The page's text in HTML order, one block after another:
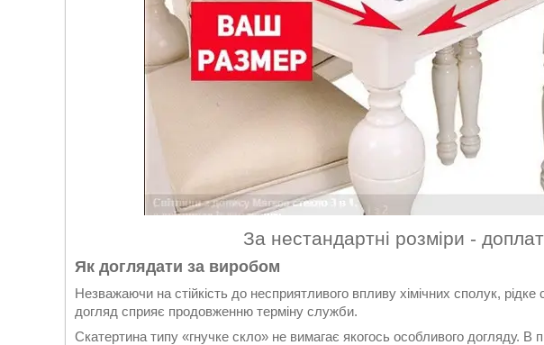
За нестандартні розміри -
Як доглядати за виробом
Незважаючи на стійкість до несприятливого впливу хімічних сполук,
догляд сприяє продовженню терміну служби.
Скатертина типу «гнучке скло» не вимагає якогось особливого догляду. В